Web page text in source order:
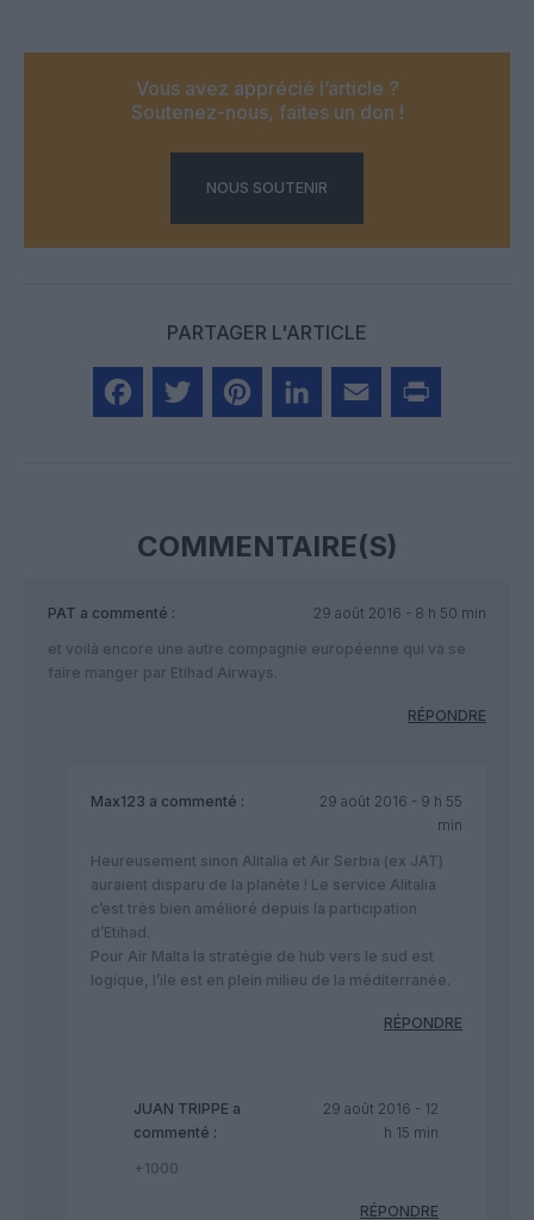
Vous avez apprécié l’article ?
Soutenez-nous, faites un don !
NOUS SOUTENIR
PARTAGER L'ARTICLE
COMMENTAIRE(S)
PAT a commenté :
29 août 2016 - 8 h 50 min
et voilà encore une autre compagnie européenne qui va se
faire manger par Etihad Airways.
RÉPONDRE
Max123 a commenté :
29 août 2016 - 9 h 55
min
Heureusement sinon Alitalia et Air Serbia (ex JAT)
auraient disparu de la planète ! Le service Alitalia
c’est très bien amélioré depuis la participation
d’Etihad.
Pour Air Malta la stratégie de hub vers le sud est
logique, l’ile est en plein milieu de la méditerranée.
RÉPONDRE
JUAN TRIPPE a
commenté :
29 août 2016 - 12
h 15 min
+1000
RÉPONDRE